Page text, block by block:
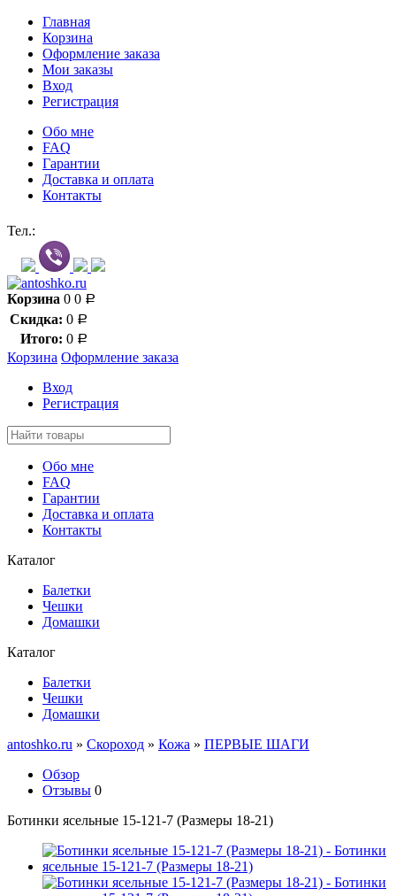
Главная
Корзина
Оформление заказа
Мои заказы
Вход
Регистрация
Обо мне
FAQ
Гарантии
Доставка и оплата
Контакты
Тел.:
Корзина 0 0 Р
Скидка: 0 Р
Итого: 0 Р
Корзина Оформление заказа
Вход
Регистрация
Обо мне
FAQ
Гарантии
Доставка и оплата
Контакты
Каталог
Балетки
Чешки
Домашки
Каталог
Балетки
Чешки
Домашки
antoshko.ru » Скороход » Кожа » ПЕРВЫЕ ШАГИ
Обзор
Отзывы 0
Ботинки ясельные 15-121-7 (Размеры 18-21)